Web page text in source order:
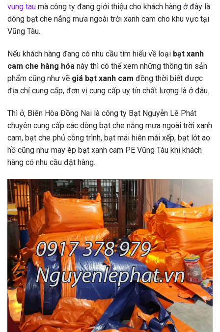
vung tau mà công ty đang giới thiệu cho khách hàng ở đây là
dòng bạt che nắng mưa ngoài trời xanh cam cho khu vực tại
Vũng Tàu.
Nếu khách hàng đang có nhu cầu tìm hiểu về loại bạt xanh
cam che hàng hóa này thì có thể xem những thông tin sản
phẩm cũng như về giá bạt xanh cam đồng thời biết được
địa chỉ cung cấp, đơn vị cung cấp uy tín chất lượng là ở đâu.
Thì ở, Biên Hòa Đồng Nai là công ty Bạt Nguyễn Lê Phát
chuyên cung cấp các dòng bạt che nắng mưa ngoài trời xanh
cam, bạt che phủ công trình, bạt mái hiên mái xếp, bạt lót ao
hồ cũng như may ép bạt xanh cam PE Vũng Tàu khi khách
hàng có nhu cầu đặt hàng.